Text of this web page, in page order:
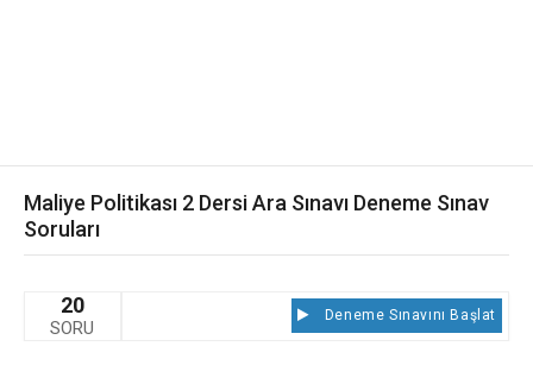
Maliye Politikası 2 Dersi Ara Sınavı Deneme Sınav
Soruları
20
SORU
Deneme Sınavını Başlat